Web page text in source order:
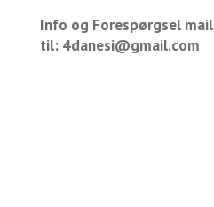
Info og Forespørgsel mail
til: 4danesi@gmail.com